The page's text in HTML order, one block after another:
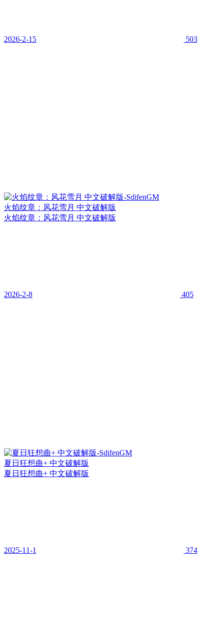
2026-2-15 503
火焰纹章：风花雪月 中文破解版
火焰纹章：风花雪月 中文破解版
2026-2-8 405
夏日狂想曲+ 中文破解版
夏日狂想曲+ 中文破解版
2025-11-1 374